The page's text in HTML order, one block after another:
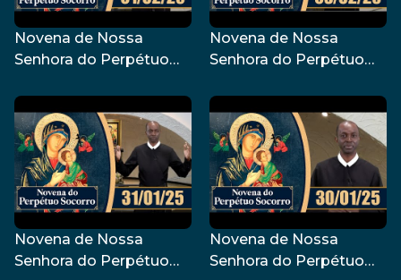
Novena de Nossa
Senhora do Perpétuo
Novena de Nossa
Senhora do Perpétuo
Novena de Nossa
Senhora do Perpétuo
Novena de Nossa
Senhora do Perpétuo